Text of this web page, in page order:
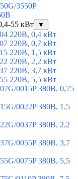
3550P
55 кВт
▼
220В, 0,4 кВт
220В, 0,7 кВт
220В, 1,5 кВт
220В, 2,2 кВт
220В, 3,7 кВт
220В, 5,5 кВт
0015P 380В, 0,75
0022P 380В, 1,5
0037P 380В, 2,2
0055P 380В, 3,7
0075P 380В, 5,5